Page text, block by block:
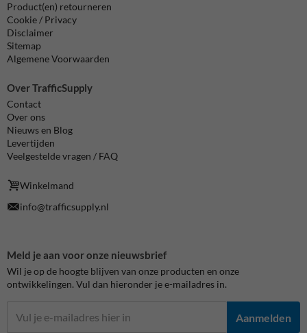
Product(en) retourneren
Cookie / Privacy
Disclaimer
Sitemap
Algemene Voorwaarden
Over TrafficSupply
Contact
Over ons
Nieuws en Blog
Levertijden
Veelgestelde vragen / FAQ
Winkelmand
info@trafficsupply.nl
Meld je aan voor onze nieuwsbrief
Wil je op de hoogte blijven van onze producten en onze
ontwikkelingen. Vul dan hieronder je e-mailadres in.
Aanmelden